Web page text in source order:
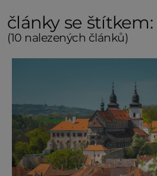
články se štítkem:
(10 nalezených článků)